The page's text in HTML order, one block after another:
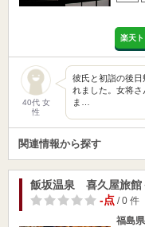
楽天
40代 女
性
彼氏と初詣の後日
れました。女将
ま…
関連情報から探す
飯坂温泉 喜久屋旅館
-点/ 0 件
福島